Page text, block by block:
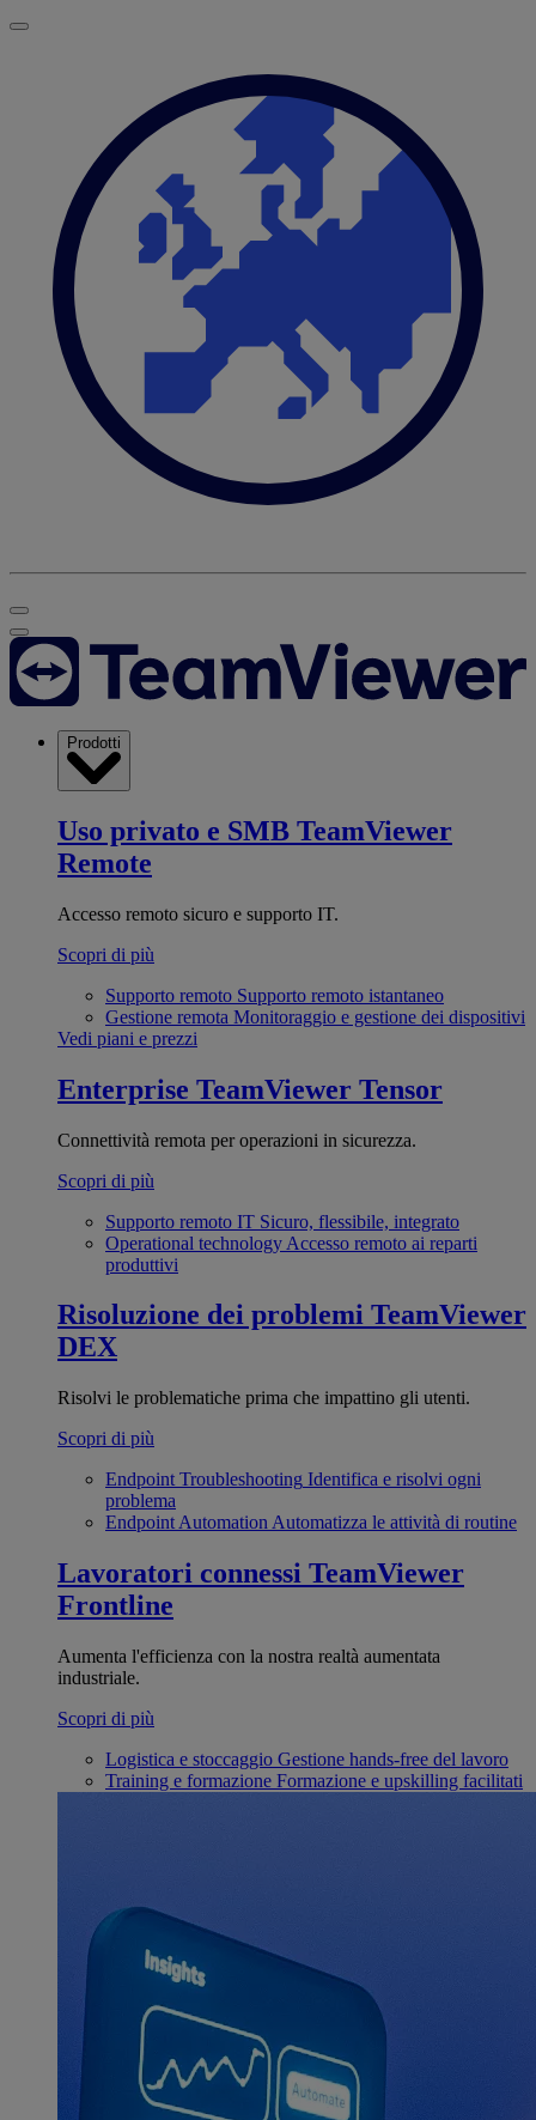
Prodotti
Uso privato e SMB TeamViewer
Remote
Accesso remoto sicuro e supporto IT.
Scopri di più
Supporto remoto Supporto remoto istantaneo
Gestione remota Monitoraggio e gestione dei dispositivi
Vedi piani e prezzi
Enterprise TeamViewer Tensor
Connettività remota per operazioni in sicurezza.
Scopri di più
Supporto remoto IT Sicuro, flessibile, integrato
Operational technology Accesso remoto ai reparti
produttivi
Risoluzione dei problemi TeamViewer
DEX
Risolvi le problematiche prima che impattino gli utenti.
Scopri di più
Endpoint Troubleshooting Identifica e risolvi ogni
problema
Endpoint Automation Automatizza le attività di routine
Lavoratori connessi TeamViewer
Frontline
Aumenta l'efficienza con la nostra realtà aumentata
industriale.
Scopri di più
Logistica e stoccaggio Gestione hands-free del lavoro
Training e formazione Formazione e upskilling facilitati